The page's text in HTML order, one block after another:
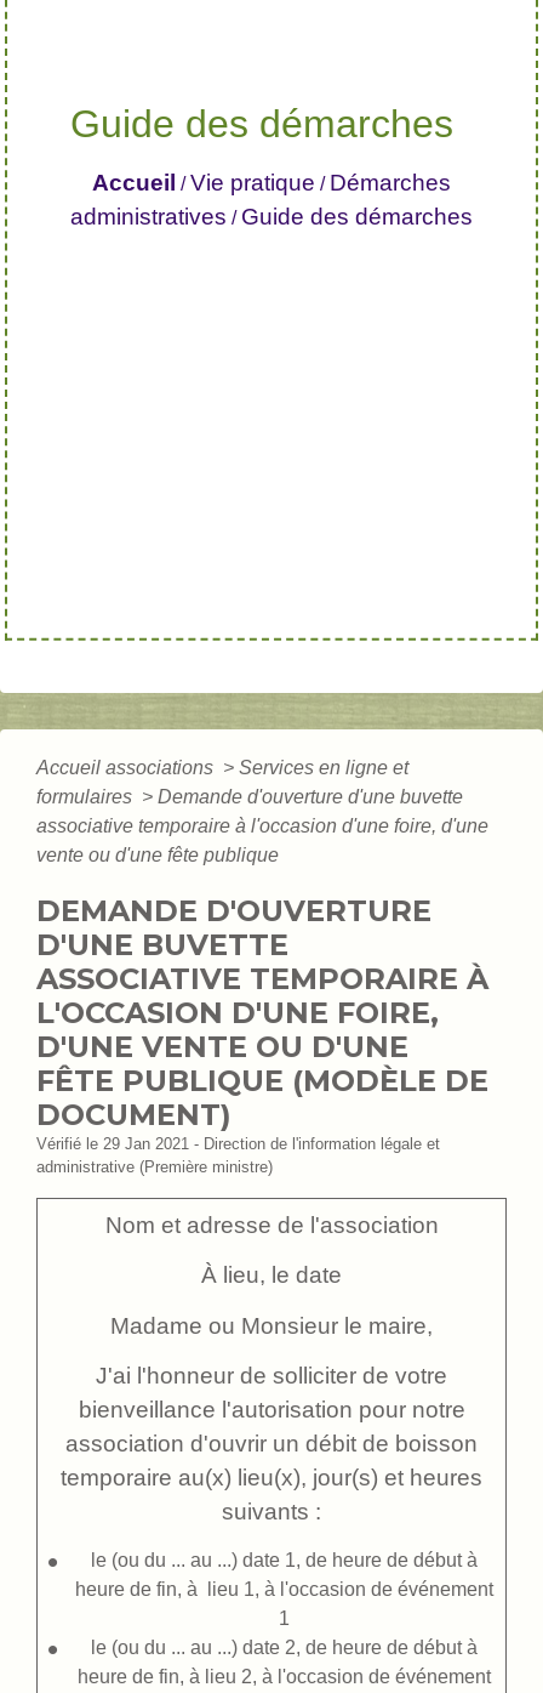
Guide des démarches
Accueil /Vie pratique / Démarches
administratives / Guide des démarches
Accueil associations > Services en ligne et
formulaires > Demande d'ouverture d'une buvette
associative temporaire à l'occasion d'une foire, d'une
vente ou d'une fête publique
DEMANDE D'OUVERTURE
D'UNE BUVETTE
ASSOCIATIVE TEMPORAIRE À
L'OCCASION D'UNE FOIRE,
D'UNE VENTE OU D'UNE
FÊTE PUBLIQUE (MODÈLE DE
DOCUMENT)
Vérifié le 29 Jan 2021 - Direction de l'information légale et
administrative (Première ministre)
Nom et adresse de l'association
À lieu, le date
Madame ou Monsieur le maire,
J'ai l'honneur de solliciter de votre
bienveillance l'autorisation pour notre
association d'ouvrir un débit de boisson
temporaire au(x) lieu(x), jour(s) et heures
suivants :
le (ou du ... au ...) date 1, de heure de débutà
heure de fin, à lieu 1, à l'occasion de événement
1
le (ou du ... au ...) date 2, de heure de débutà
heure de fin, à lieu 2, à l'occasion de événement